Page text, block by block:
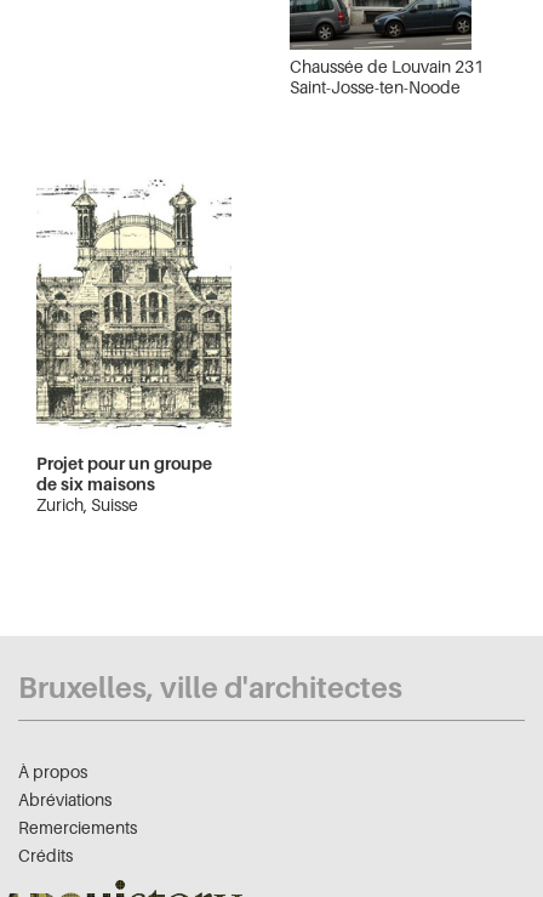
Chaussée de Louvain 231
Saint-Josse-ten-Noode
Projet pour un groupe
de six maisons
Zurich, Suisse
Bruxelles, ville d'architectes
À propos
Abréviations
Remerciements
Crédits